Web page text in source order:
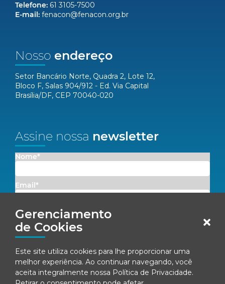
Gerenciamento
de Cookies
Este site utiliza cookies para lhe proporcionar uma
melhor experiência. Ao continuar navegando, você
aceita integralmente nossa Política de Privacidade.
Telefone: 61 3105-7500
E-mail: fenacon@fenacon.org.br
Nosso endereço
Setor Bancário Norte, Quadra 2, Lote 12,
Bloco F, Salas 904/912 - Ed. Via Capital
Brasília/DF, CEP 70040-020
Assine nossa newsletter
Nome*
Email*
Concordo em receber comunicações da Fenacon.
Ao se inscrever, você concorda com nossa Política de Privacidade